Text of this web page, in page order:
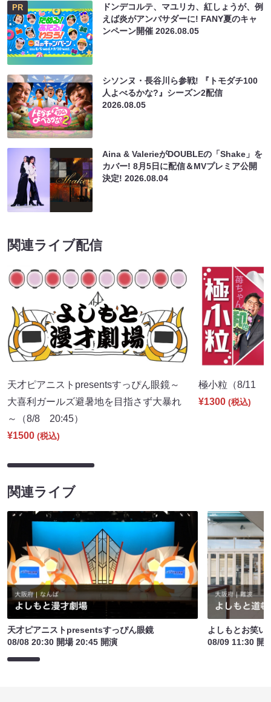
PR
ドンデコルテ、マユリカ、紅しょうが、例
えば炎がアンバサダーに! FANY夏のキャ
ンペーン開催2026.08.05
シソンヌ・長谷川ら参戦! 『トモダチ100
人よべるかな?』シーズン2配信
2026.08.05
Aina & ValerieがDOUBLEの「Shake」を
カバー! 8月5日に配信＆MVプレミア公開
決定!2026.08.04
関連ライブ配信
天才ピアニストpresentsすっぴん眼鏡～
大喜利ガールズ避暑地を目指さず大暴れ
～（8/8 20:45）
¥1500 (税込)
極小粒（8/11
¥1300 (税込)
関連ライブ
天才ピアニストpresentsすっぴん眼鏡
08/08 20:30 開場 20:45 開演
よしもとお笑い
08/09 11:30 開